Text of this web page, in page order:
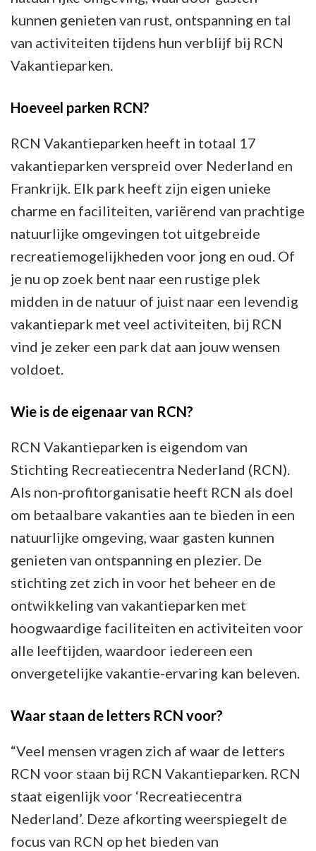
kunnen genieten van rust, ontspanning en tal
van activiteiten tijdens hun verblijf bij RCN
Vakantieparken.
Hoeveel parken RCN?
RCN Vakantieparken heeft in totaal 17
vakantieparken verspreid over Nederland en
Frankrijk. Elk park heeft zijn eigen unieke
charme en faciliteiten, variërend van prachtige
natuurlijke omgevingen tot uitgebreide
recreatiemogelijkheden voor jong en oud. Of
je nu op zoek bent naar een rustige plek
midden in de natuur of juist naar een levendig
vakantiepark met veel activiteiten, bij RCN
vind je zeker een park dat aan jouw wensen
voldoet.
Wie is de eigenaar van RCN?
RCN Vakantieparken is eigendom van
Stichting Recreatiecentra Nederland (RCN).
Als non-profitorganisatie heeft RCN als doel
om betaalbare vakanties aan te bieden in een
natuurlijke omgeving, waar gasten kunnen
genieten van ontspanning en plezier. De
stichting zet zich in voor het beheer en de
ontwikkeling van vakantieparken met
hoogwaardige faciliteiten en activiteiten voor
alle leeftijden, waardoor iedereen een
onvergetelijke vakantie-ervaring kan beleven.
Waar staan de letters RCN voor?
“Veel mensen vragen zich af waar de letters
RCN voor staan bij RCN Vakantieparken. RCN
staat eigenlijk voor ‘Recreatiecentra
Nederland’. Deze afkorting weerspiegelt de
focus van RCN op het bieden van